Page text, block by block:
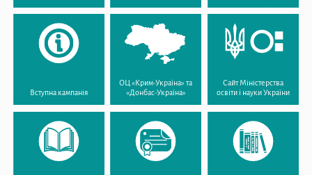
Вступна кампанія
ОЦ «Крим-Україна» та
«Донбас-Україна»
Сайт Міністерства
освіти і науки України